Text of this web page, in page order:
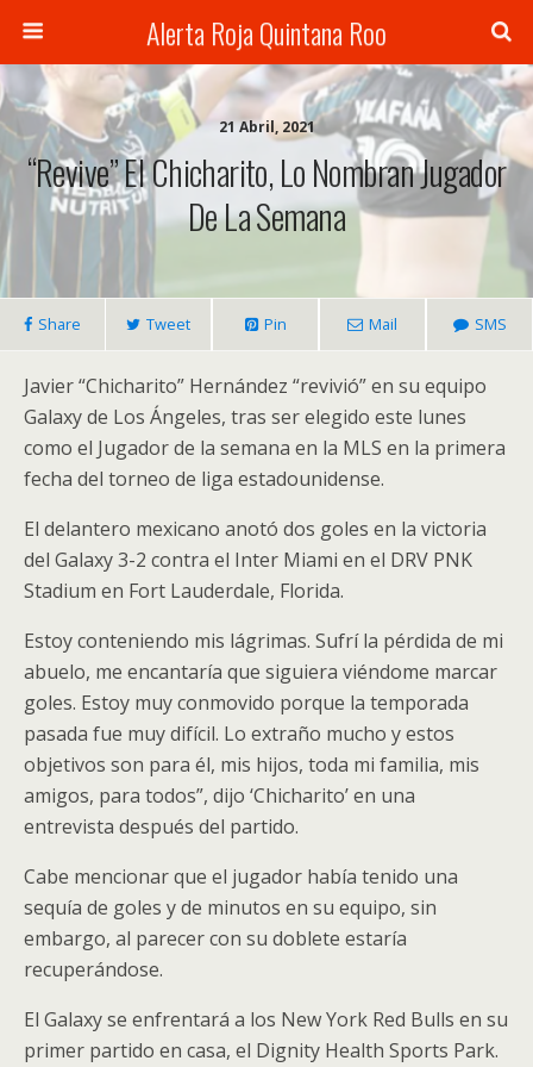
Alerta Roja Quintana Roo
21 Abril, 2021
“Revive” El Chicharito, Lo Nombran Jugador
De La Semana
Share Tweet Pin Mail SMS
Javier “Chicharito” Hernández “revivió” en su equipo
Galaxy de Los Ángeles, tras ser elegido este lunes
como el Jugador de la semana en la MLS en la primera
fecha del torneo de liga estadounidense.
El delantero mexicano anotó dos goles en la victoria
del Galaxy 3-2 contra el Inter Miami en el DRV PNK
Stadium en Fort Lauderdale, Florida.
Estoy conteniendo mis lágrimas. Sufrí la pérdida de mi
abuelo, me encantaría que siguiera viéndome marcar
goles. Estoy muy conmovido porque la temporada
pasada fue muy difícil. Lo extraño mucho y estos
objetivos son para él, mis hijos, toda mi familia, mis
amigos, para todos”, dijo ‘Chicharito’ en una
entrevista después del partido.
Cabe mencionar que el jugador había tenido una
sequía de goles y de minutos en su equipo, sin
embargo, al parecer con su doblete estaría
recuperándose.
El Galaxy se enfrentará a los New York Red Bulls en su
primer partido en casa, el Dignity Health Sports Park.